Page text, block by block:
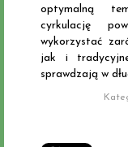
optymalną
cyrkulację
wykorzystać
jak i
sprawdzają w